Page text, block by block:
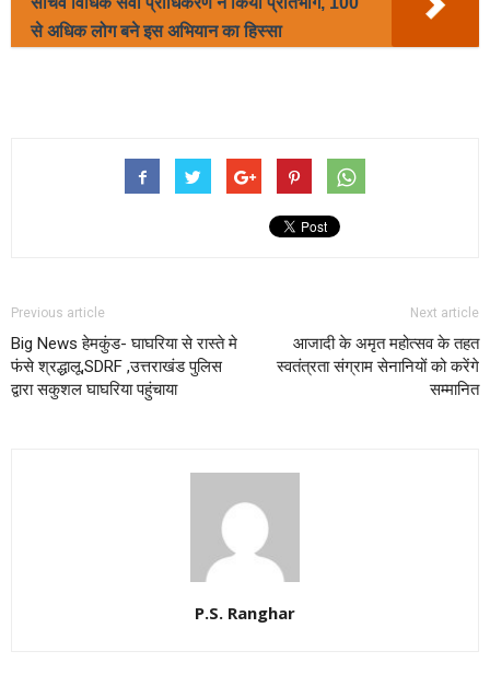
से अधिक लोग बने इस अभियान का हिस्सा
Previous article
Big News हेमकुंड- घाघरिया से रास्ते मे
फंसे श्रद्धालू,SDRF ,उत्तराखंड पुलिस
द्वारा सकुशल घाघरिया पहुंचाया
Next article
आजादी के अमृत महोत्सव के तहत
स्वतंत्रता संग्राम सेनानियों को करेंगे
सम्मानित
P.S. Ranghar